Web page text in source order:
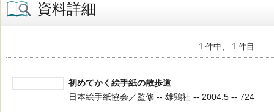
資料詳細
1 件中、 1 件目
初めてかく絵手紙の散歩道
日本絵手紙協会／監修 -- 雄鶏社 -- 2004.5 -- 724